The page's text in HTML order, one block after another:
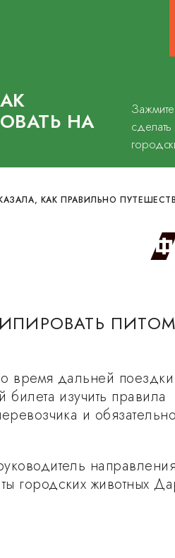
НА
КАК ПРАВИЛЬНО
время дальней
изучить правила
и
городских животных